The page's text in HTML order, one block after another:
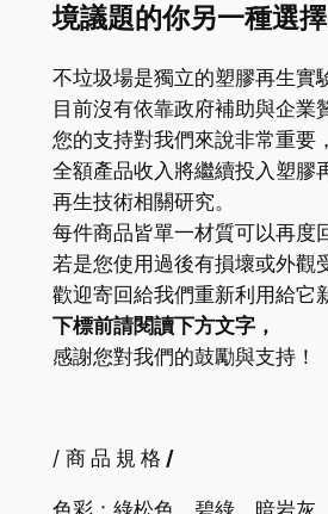
境議題的你另一種選擇
不垃圾場是獨立的塑膠再生實
目前沒有依靠政府補助與企業
您的支持對我們來說非常重要，
全額產品收入將繼續投入塑膠
再生技術相關研究。
每件商品皆單一材質可以再度
若是您使用過後有損壞或外觀
歡迎寄回給我們重新利用給它
下標前請閱讀下方文字，
感謝您對我們的鼓勵與支持！
/ 商 品 規 格 /